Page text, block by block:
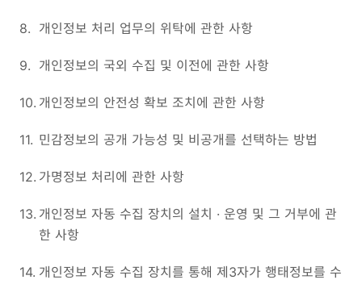
8. 개인정보 처리 업무의 위탁에 관한 사항
9. 개인정보의 국외 수집 및 이전에 관한 사항
10. 개인정보의 안전성 확보 조치에 관한 사항
11. 민감정보의 공개 가능성 및 비공개를 선택하는 방법
12. 가명정보 처리에 관한 사항
13. 개인정보 자동 수집 장치의 설치 · 운영 및 그 거부에 관
한 사항
14. 개인정보 자동 수집 장치를 통해 제3자가 행태정보를 수